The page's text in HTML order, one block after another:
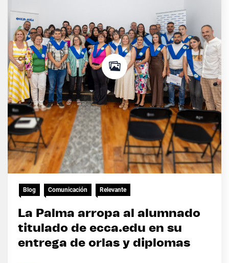
Blog Comunicación Relevante
La Palma arropa al alumnado
titulado de ecca.edu en su
entrega de orlas y diplomas